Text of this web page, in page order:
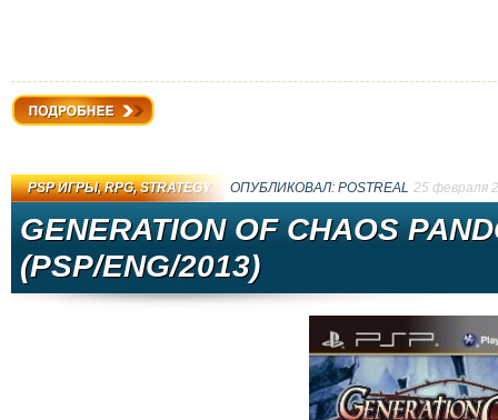
PSP ИГРЫ,RPG,STRATEGY ОПУБЛИКОВАЛ: PОSTRЕAL 25 февраля
GENERATION OF CHAOS
(PSP/ENG/2013)